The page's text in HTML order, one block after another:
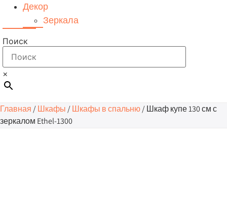
Декор
Зеркала
Поиск
×
Главная /Шкафы /Шкафы в спальню/ Шкаф купе 130 см с
зеркалом Ethel-1300